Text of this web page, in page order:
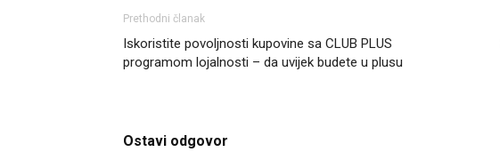
Prethodni članak
Iskoristite povoljnosti kupovine sa CLUB PLUS
programom lojalnosti – da uvijek budete u plusu
Ostavi odgovor